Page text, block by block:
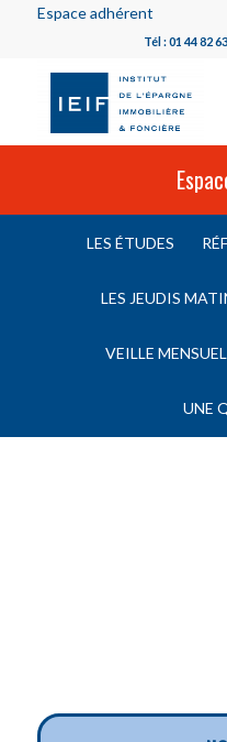
Espace adhérent
Tél : 01 44 82
LES ÉTUDES
LES JEUDIS
VEILLE
UNE